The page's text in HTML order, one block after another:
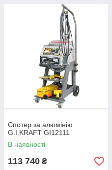
Спотер за алюмінію
G.I.KRAFT GI12111
В наявності
113 740 ₴